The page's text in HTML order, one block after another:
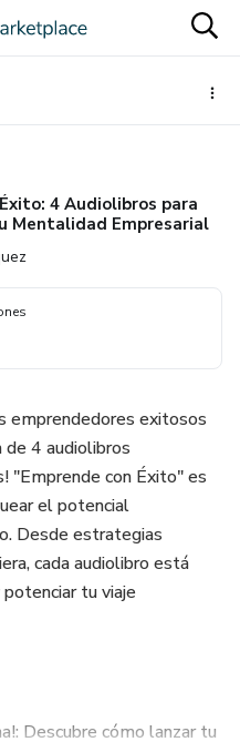
4 Audiolibros para
Mentalidad Empresarial
emprendedores exitosos
de 4 audiolibros
"Emprende con Éxito" es
el potencial
Desde estrategias
cada audiolibro está
potenciar tu viaje
Descubre cómo lanzar tu